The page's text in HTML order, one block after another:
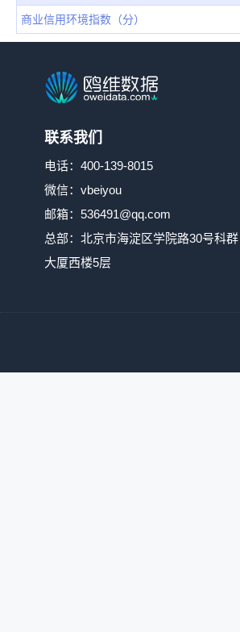
商业信用环境指数（分）
联系我们
电话：400-139-8015
微信：vbeiyou
邮箱： 536491@qq.com
总部：北京市海淀区学院路30号科群
大厦西楼5层